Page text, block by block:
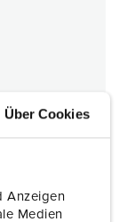
Über Cookies
Anzeigen
Medien